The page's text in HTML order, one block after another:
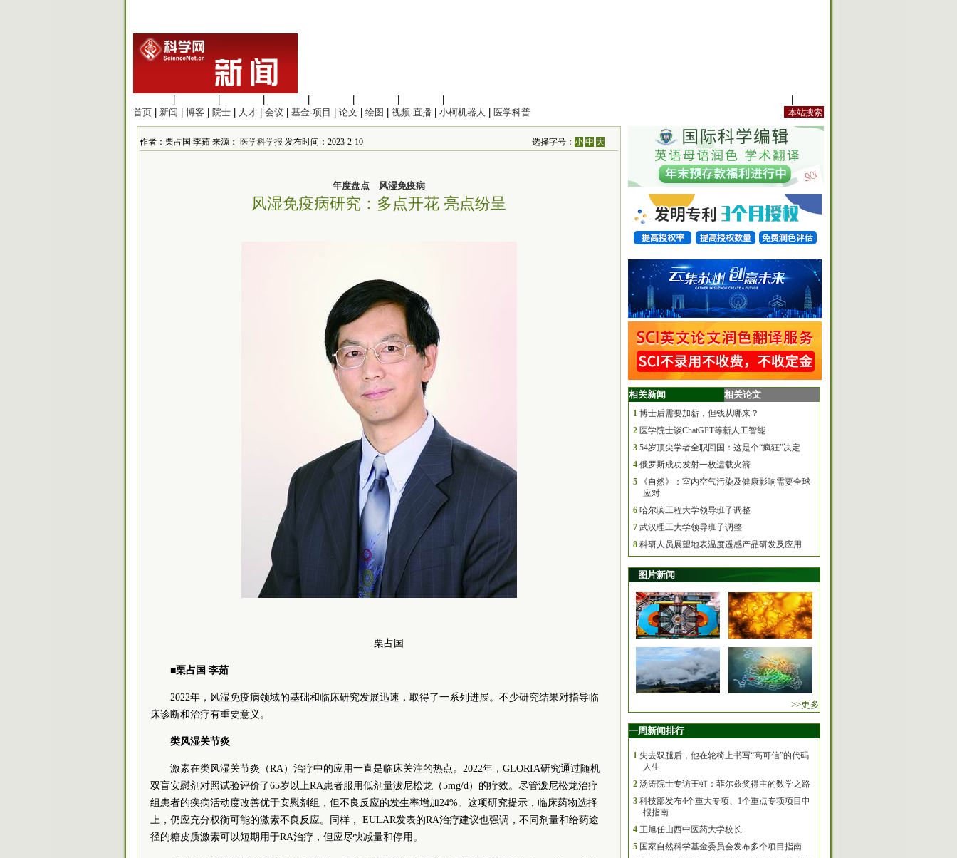
首页
新闻 博客 院士 人才 会议 基金·项目 论文 绘图 视频·直播 小柯机器人 医学科普
作者：栗占国 李茹 来源： 医学科学报 发布时间：2023-2-10 选择字号：小 中 大
年度盘点—风湿免疫病
风湿免疫病研究：多点开花 亮点纷呈
栗占国
■栗占国 李茹
2022年，风湿免疫病领域的基础和临床研究发展迅速，取得了一系列进展。不少研究结果对指导临
床诊断和治疗有重要意义。
类风湿关节炎
激素在类风湿关节炎（RA）治疗中的应用一直是临床关注的热点。2022年，GLORIA研究通过随机
双盲安慰剂对照试验评价了65岁以上RA患者服用低剂量泼尼松龙（5mg/d）的疗效。尽管泼尼松龙治疗
组患者的疾病活动度改善优于安慰剂组，但不良反应的发生率增加24%。这项研究提示，临床药物选择
上，仍应充分权衡可能的激素不良反应。同样， EULAR发表的RA治疗建议也强调，不同剂量和给药途
径的糖皮质激素可以短期用于RA治疗，但应尽快减量和停用。
相关新闻 相关论文
1 博士后需要加薪，但钱从哪来？
2 医学院士谈ChatGPT等新人工智能
3 54岁顶尖学者全职回国：这是个“疯狂”决定
4 俄罗斯成功发射一枚运载火箭
5
《自然》：室内空气污染及健康影响需要全球
应对
6 哈尔滨工程大学领导班子调整
7 武汉理工大学领导班子调整
8 科研人员展望地表温度遥感产品研发及应用
图片新闻
>>更多
一周新闻排行
1 失去双腿后，他在轮椅上书写“高可信”的代码
人生
2 汤涛院士专访王虹：菲尔兹奖得主的数学之路
3 科技部发布4个重大专项、1个重点专项项目申
报指南
4 王旭任山西中医药大学校长
5 国家自然科学基金委员会发布多个项目指南